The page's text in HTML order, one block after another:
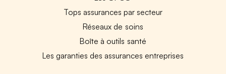
Tops assurances par secteur
Réseaux de soins
Boîte à outils santé
Les garanties des assurances entreprises